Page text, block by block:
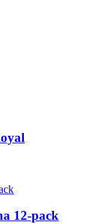
12-pack